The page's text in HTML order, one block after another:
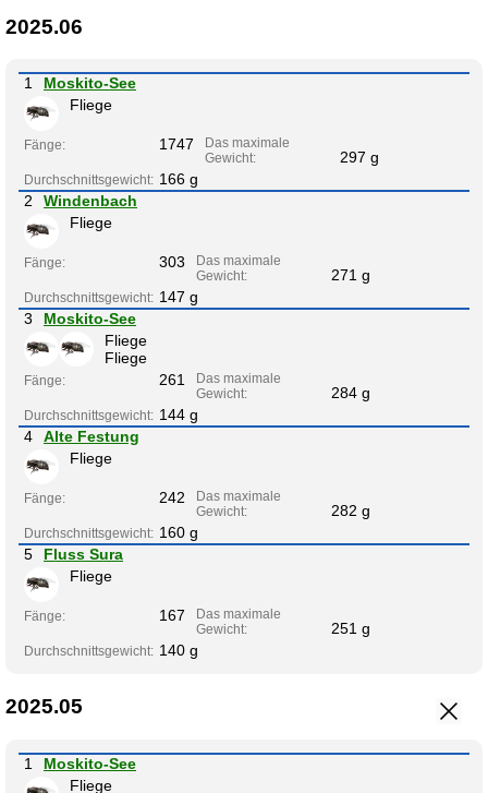
2025.06
1
Moskito-See
Fliege
Fänge: 1747
Das maximale
Gewicht:
297 g
Durchschnittsgewicht: 166 g
2
Windenbach
Fliege
Fänge: 303
Das maximale
Gewicht:
271 g
Durchschnittsgewicht: 147 g
3
Moskito-See
Fliege
Fliege
Fänge: 261
Das maximale
Gewicht:
284 g
Durchschnittsgewicht: 144 g
4
Alte Festung
Fliege
Fänge: 242
Das maximale
Gewicht:
282 g
Durchschnittsgewicht: 160 g
5
Fluss Sura
Fliege
Fänge: 167
Das maximale
Gewicht:
251 g
Durchschnittsgewicht: 140 g
2025.05
1
Moskito-See
Fliege